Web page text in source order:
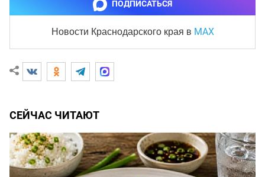
ПОДПИСАТЬСЯ
Новости Краснодарского края в MAX
СЕЙЧАС ЧИТАЮТ